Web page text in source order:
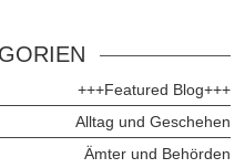
+++Featured Blog+++
Alltag und Geschehen
Ämter und Behörden